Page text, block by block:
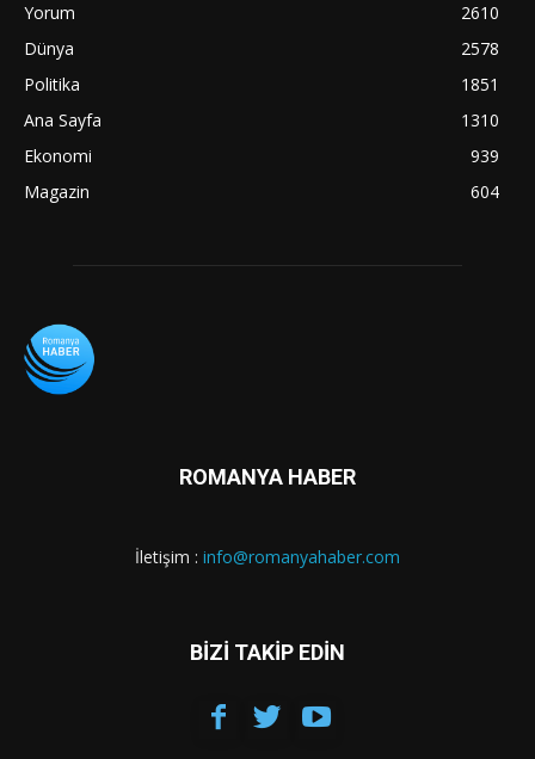
Yorum
2610
Dünya
2578
Politika
1851
Ana Sayfa
1310
Ekonomi
939
Magazin
604
ROMANYA HABER
İletişim : info@romanyahaber.com
BİZİ TAKİP EDİN